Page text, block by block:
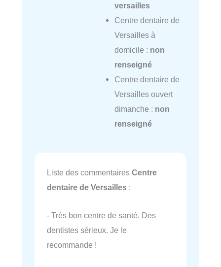
versailles
Centre dentaire de
Versailles à
domicile : non
renseigné
Centre dentaire de
Versailles ouvert
dimanche : non
renseigné
Liste des commentaires Centre
dentaire de Versailles :
- Très bon centre de santé. Des
dentistes sérieux. Je le
recommande !